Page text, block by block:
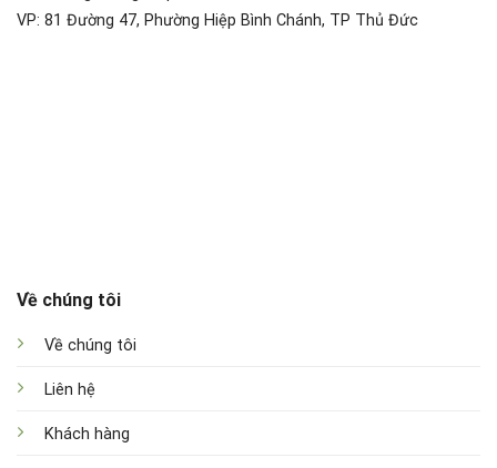
VP: 81 Đường 47, Phường Hiệp Bình Chánh, TP Thủ Đức
Về chúng tôi
Về chúng tôi
Liên hệ
Khách hàng